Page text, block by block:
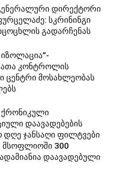
გენერალური დირექტორი
სკრინინგი
გადარჩენას
კონტროლის
ცენტრი მოსახლეობას
დაავადებების
ჯანსაღი ფილტვები
მსოფლიოში 300
დაავადებული